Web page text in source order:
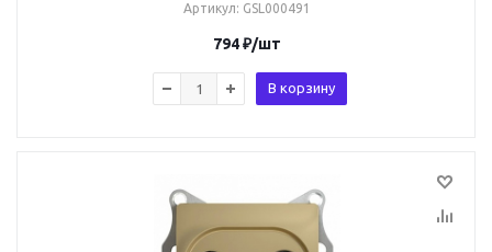
Артикул: GSL000491
794₽/шт
В корзину